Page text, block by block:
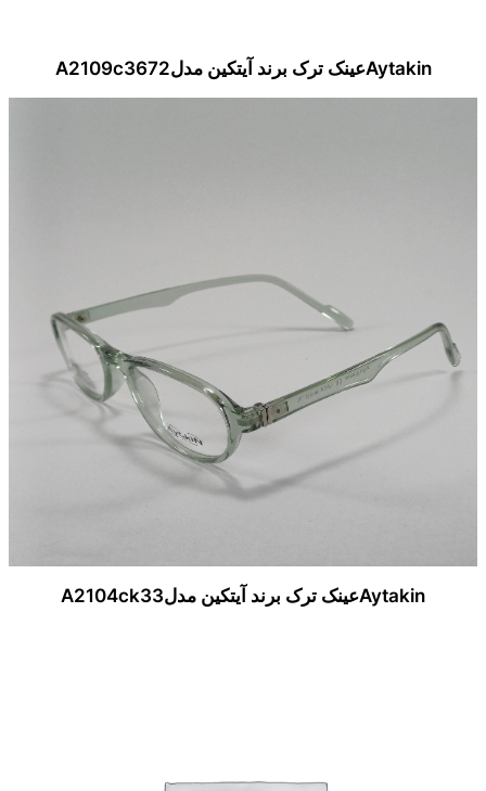
Aytakinعینک ترک برند آیتکین مدلA2109c3672
Aytakinعینک ترک برند آیتکین مدلA2104ck33